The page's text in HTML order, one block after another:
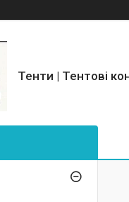
Тенти | Тентові